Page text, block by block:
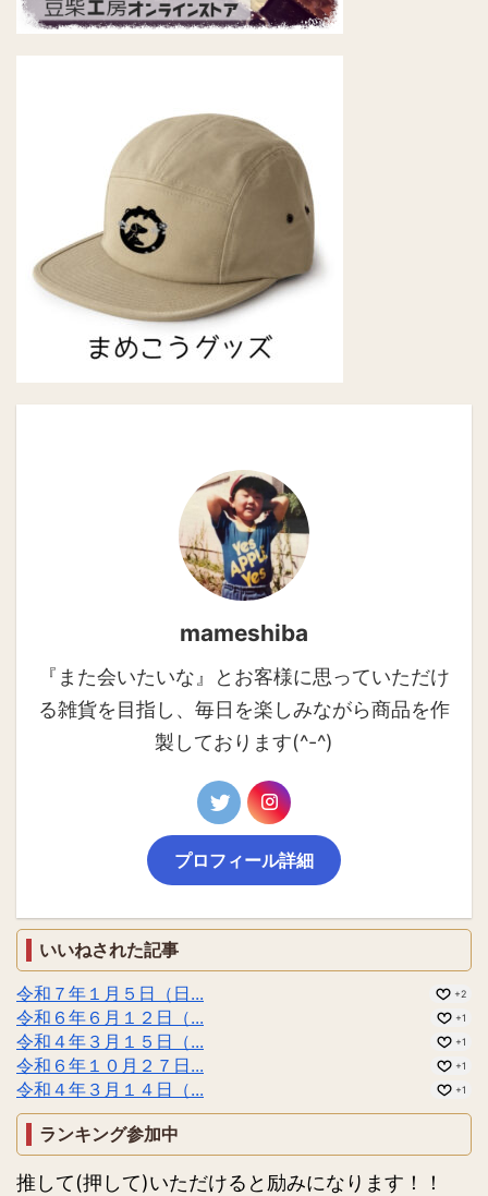
mameshiba
『また会いたいな』とお客様に思っていただけ
る雑貨を目指し、毎日を楽しみながら商品を作
製しております(^-^)
プロフィール詳細
いいねされた記事
令和７年１月５日（日...
+2
令和６年６月１２日（... +1
令和４年３月１５日（... +1
令和６年１０月２７日... +1
令和４年３月１４日（... +1
ランキング参加中
推して(押して)いただけると励みになります！！